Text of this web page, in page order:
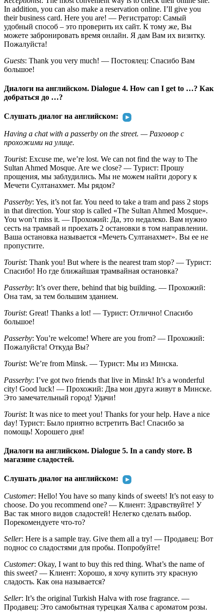
In addition, you can also make a reservation online. I’ll give you
their business card. Here you are! — Регистратор: Самый
удобный способ – это проверить их сайт. К тому же, Вы
можете забронировать время онлайн. Я дам Вам их визитку.
Пожалуйста!
Guests: Thank you very much! — Постоялец: Спасибо Вам
большое!
Диалоги на английском. Dialogue 4. How can I get to …? Как
добраться до …?
Слушать диалог на английском:
Having a chat with a passerby on the street. — Разговор с
прохожими на улице.
Tourist: Excuse me, we’re lost. We can not find the way to The
Sultan Ahmed Mosque. Are we close? — Турист: Прошу
прощения, мы заблудились. Мы не можем найти дорогу к
Мечети Султанахмет. Мы рядом?
Passerby: Yes, it’s not far. You need to take a tram and pass 2 stops
in that direction. Your stop is called «The Sultan Ahmed Mosque».
You won’t miss it. — Прохожий: Да, это недалеко. Вам нужно
сесть на трамвай и проехать 2 остановки в том направлении.
Ваша остановка называется «Мечеть Султанахмет». Вы ее не
пропустите.
Tourist: Thank you! But where is the nearest tram stop? — Турист:
Спасибо! Но где ближайшая трамвайная остановка?
Passerby: It’s over there, behind that big building. — Прохожий:
Она там, за тем большим зданием.
Tourist: Great! Thanks a lot! — Турист: Отлично! Спасибо
большое!
Passerby: You’re welcome! Where are you from? — Прохожий:
Пожалуйста! Откуда Вы?
Tourist: We’re from Minsk. — Турист: Мы из Минска.
Passerby: I’ve got two friends that live in Minsk! It’s a wonderful
city! Good luck! — Прохожий: Два мои друга живут в Минске.
Это замечательный город! Удачи!
Tourist: It was nice to meet you! Thanks for your help. Have a nice
day! Турист: Было приятно встретить Вас! Спасибо за
помощь! Хорошего дня!
Диалоги на английском. Dialogue 5. In a candy store. В
магазине сладостей.
Слушать диалог на английском:
Customer: Hello! You have so many kinds of sweets! It’s not easy to
choose. Do you recommend one? — Клиент: Здравствуйте! У
Вас так много видов сладостей! Нелегко сделать выбор.
Порекомендуете что-то?
Seller: Here is a sample tray. Give them all a try! — Продавец: Вот
поднос со сладостями для пробы. Попробуйте!
Customer: Okay, I want to buy this red thing. What’s the name of
this sweet? — Клиент: Хорошо, я хочу купить эту красную
сладость. Как она называется?
Seller: It’s the original Turkish Halva with rose fragrance. —
Продавец: Это самобытная турецкая Халва с ароматом розы.